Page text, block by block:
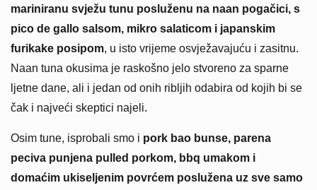
mariniranu svježu tunu posluženu na naan pogačici, s
pico de gallo salsom, mikro salaticom i japanskim
furikake posipom, u isto vrijeme osvježavajuću i zasitnu.
Naan tuna okusima je raskošno jelo stvoreno za sparne
ljetne dane, ali i jedan od onih ribljih odabira od kojih bi se
čak i najveći skeptici najeli.
Osim tune, isprobali smo i pork bao bunse, parena
peciva punjena pulled porkom, bbq umakom i
domaćim ukiseljenim povrćem poslužena uz sve samo